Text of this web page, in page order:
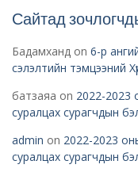
Сайтад
Бадамханд on 6-р
сэлэлтийн тэмцээний
батзаяа on 2022-2023
суралцах сурагчдын
admin on 2022-2023
суралцах сурагчдын